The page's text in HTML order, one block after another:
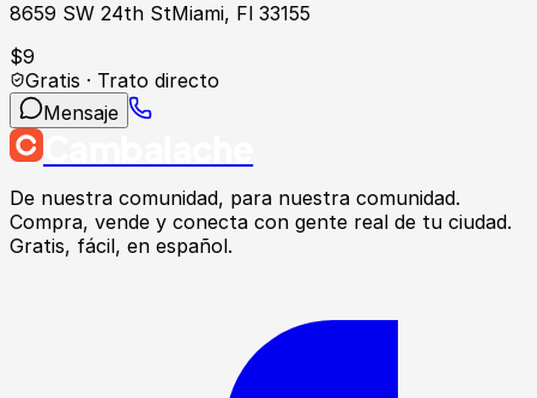
8659 SW 24th StMiami, Fl 33155
$9
Gratis · Trato directo
Mensaje
De nuestra comunidad, para nuestra comunidad.
Compra, vende y conecta con gente real de tu ciudad.
Gratis, fácil, en español.